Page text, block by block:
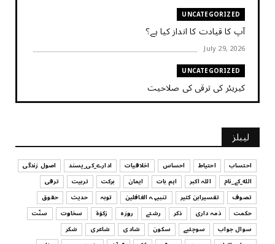
UNCATEGORIZED
آپ کا قیادت کا انداز کیا ہے؟
July 29, 2026
UNCATEGORIZED
کیریئر کی ترقی کی صلاحیت
July 29, 2026
UNCATEGORIZED
کیا آپ اپنے باس کو مؤثر طریقے سے منظم کر رہے ہیں
July 29, 2026
UNCATEGORIZED
اس وقت آپ کا موڈ کیسا ہے؟
July 29, 2026
UNCATEGORIZED
لیبلز
احتساب احتیاط احساس اخلاقیات ادارے_کی_پسند
اصول زندگی
الله_کے_نام
اللہ اکبر اہم بات ایمان برکت تربیت
ترقی
تصوف
تفسیرابن کثیر تنبیہہ الغافلین توبہ حدیث
حقوق
حکمت
ذمہ داری ذکر رشتے روزہ زکوٰۃ سخاوت
سنّت
سوال جواب
سوچئیے سکون شادی شاعری
شکر